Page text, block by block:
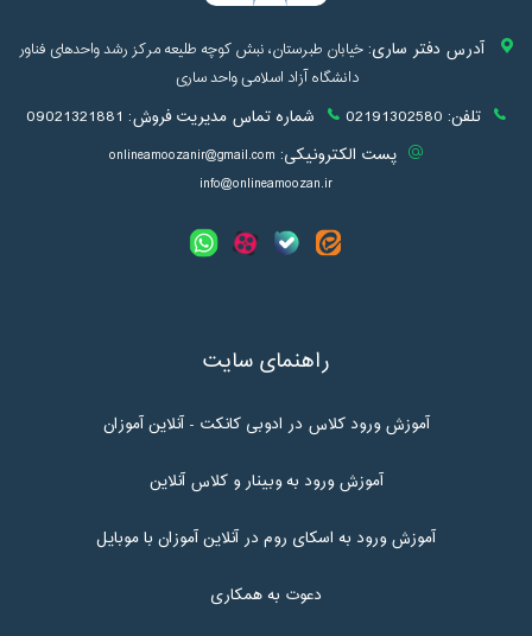
آدرس دفتر ساری:خیابان طبرستان، نبش کوچه طلیعه مرکز رشد واحدهای فناور
دانشگاه آزاد اسلامی واحد ساری
تلفن: 02191302580 شماره تماس مدیریت فروش: 09021321881
پست الکترونیکی: onlineamoozanir@gmail.com
info@onlineamoozan.ir
راهنمای سایت
آموزش ورود کلاس در ادوبی کانکت - آنلاین آموزان
آموزش ورود به وبینار و کلاس آنلاین
آموزش ورود به اسکای روم در آنلاین آموزان با موبایل
دعوت به همکاری